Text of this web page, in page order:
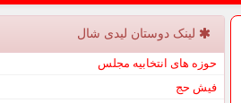
لینک دوستان لیدی شال
حوزه های انتخابیه مجلس
فیش حج